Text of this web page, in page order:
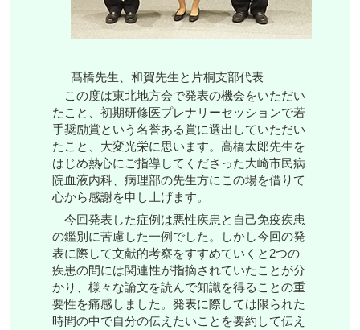
髙橋先生、和賀先生と片桐支部代表
この度は東北地方会で発表の機会をいただい
たこと、初期研修医プレナリーセッションで若
手奨励賞という名誉ある賞に選出していただい
たこと、大変光栄に思います。高橋太郎先生を
はじめ熱心にご指導してくださった大崎市民病
院血液内科、病理部の先生方にこの場を借りて
心から感謝を申し上げます。
今回発表した症例は悪性疾患と自己免疫疾患
の鑑別に苦慮した一例でした。しかし今回の発
表に際して文献的考察をすすめていくと2つの
疾患の間には関連性が指摘されていたことが分
かり、様々な論文を読んで知識を得ることの重
要性を痛感しました。発表に際しては限られた
時間の中で自分の伝えたいことを要約して伝え